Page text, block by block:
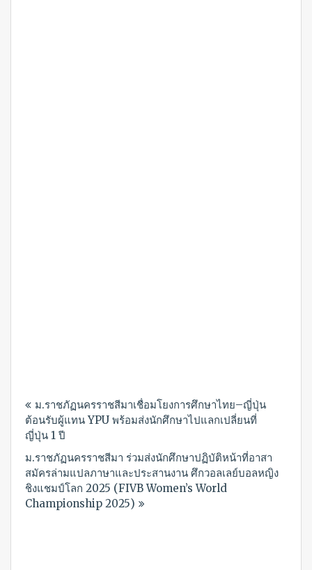
Post
navigation
ม.ราชภัฏนครราชสีมาเชื่อมโยงการศึกษาไทย–ญี่ปุ่น
ต้อนรับผู้แทน YPU พร้อมส่งนักศึกษาไปแลกเปลี่ยนที่
ญี่ปุ่น 1 ปี
ม.ราชภัฏนครราชสีมา ร่วมส่งนักศึกษาปฏิบัติหน้าที่อาสา
สมัครล่ามแปลภาษาและประสานงาน ศึกวอลเลย์บอลหญิง
ชิงแชมป์โลก 2025 (FIVB Women’s World